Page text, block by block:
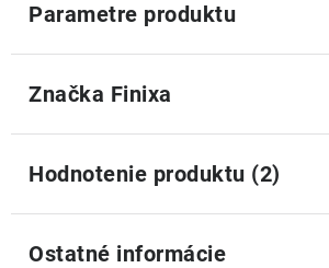
Parametre produktu
Značka Finixa
Hodnotenie produktu (2)
Ostatné informácie